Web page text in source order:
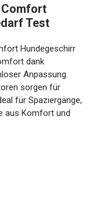
Test
Hundegeschirr
dank
Anpassung.
sorgen für
für Spaziergänge,
aus Komfort und